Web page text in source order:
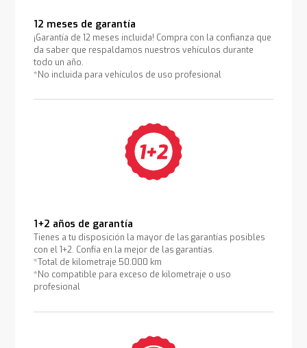
12 meses de garantía
¡Garantía de 12 meses incluida! Compra con la confianza que
da saber que respaldamos nuestros vehículos durante
todo un año.
*No incluida para vehículos de uso profesional
1+2 años de garantía
Tienes a tu disposición la mayor de las garantías posibles
con el 1+2. Confía en la mejor de las garantías.
*Total de kilometraje 50.000 km
*No compatible para exceso de kilometraje o uso
profesional